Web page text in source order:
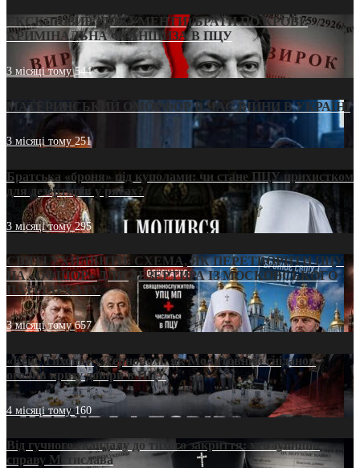
ЕКСКЛЮЗИВ (ДОКУМЕНТИ)/БРАТИ ПО КРОВІ:
КРИМІНАЛЬНА ФРАНШИЗА В ПЦУ
3 місяці тому544
МАТЕРИНСЬКИЙ ОМОРФОР В ЧАС ВІЙНИ В УКРАЇНІ
3 місяці тому251
Братська «броня» під куполами: чи стане ПЦУ прихистком
для дезертирів у рясах?
3 місяці тому295
СВЯТІ УХИЛЯНТИ: СХЕМА, ЯК ПЕРЕТВОРИТИ ПЦУ
НА «ОФШОР» ДЛЯ ДЕЗЕРТИРА ІЗ МОСКОВСЬКОГО
ПАТРІАРХАТУ
3 місяці тому657
«Кейс Тихона» у Тернополі: як Молитовний сніданок
оголив кризу довіри в ПЦУ
4 місяці тому160
Від гучного скандалу до тихого закриття: хто зупинив
справу Мстислава